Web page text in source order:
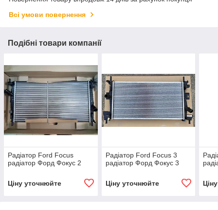
Всі умови повернення
Подібні товари компанії
Радіатор Ford Focus
радіатор Форд Фокус 2
Ціну уточнюйте
Радіатор Ford Focus 3
радіатор Форд Фокус 3
Ціну уточнюйте